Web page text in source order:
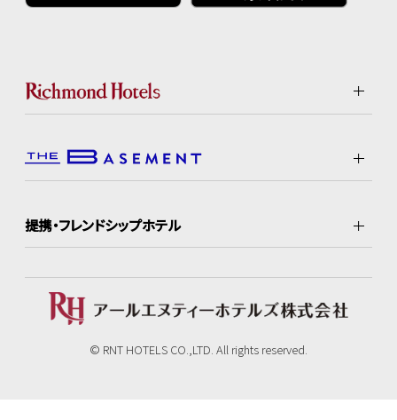
提携・フレンドシップホテル
© RNT HOTELS CO.,LTD. All rights reserved.